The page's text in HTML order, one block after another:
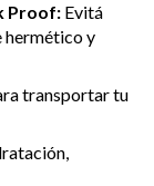
Proof: Evitá
hermético y
transportar tu